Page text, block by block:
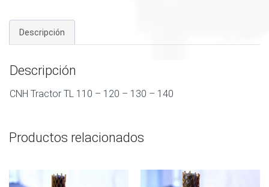
120
–
cantidad
Descripción
Descripción
CNH Tractor TL 110 – 120 – 130 – 140
Productos relacionados